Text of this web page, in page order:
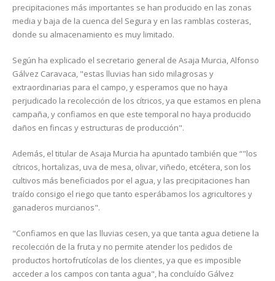
precipitaciones más importantes se han producido en las zonas
media y baja de la cuenca del Segura y en las ramblas costeras,
donde su almacenamiento es muy limitado.
Según ha explicado el secretario general de Asaja Murcia, Alfonso
Gálvez Caravaca, "estas lluvias han sido milagrosas y
extraordinarias para el campo, y esperamos que no haya
perjudicado la recolección de los cítricos, ya que estamos en plena
campaña, y confiamos en que este temporal no haya producido
daños en fincas y estructuras de producción".
Además, el titular de Asaja Murcia ha apuntado también que “"los
cítricos, hortalizas, uva de mesa, olivar, viñedo, etcétera, son los
cultivos más beneficiados por el agua, y las precipitaciones han
traído consigo el riego que tanto esperábamos los agricultores y
ganaderos murcianos".
"Confiamos en que las lluvias cesen, ya que tanta agua detiene la
recolección de la fruta y no permite atender los pedidos de
productos hortofrutícolas de los clientes, ya que es imposible
acceder a los campos con tanta agua", ha concluído Gálvez